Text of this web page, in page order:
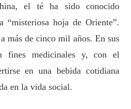
el té ha sido conocido
“misteriosa hoja de Oriente”.
más de cinco mil años. En sus
fines medicinales y, con el
en una bebida cotidiana
en la vida social.